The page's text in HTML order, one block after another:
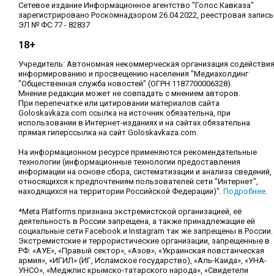
Сетевое издание Информационное агентство "Голос Кавказа"
зарегистрировано Роскомнадзором 26.04.2022, реестровая запись
ЭЛ № ФС 77 - 82837
18+
Учредитель: Автономная некоммерческая организация содействия
информированию и просвещению населения "Медиахолдинг
"Общественная служба новостей" (ОГРН 1187700006328).
Мнение редакции может не совпадать с мнением авторов.
При перепечатке или цитировании материалов сайта
Goloskavkaza.com ссылка на источник обязательна, при
использовании в Интернет-изданиях и на сайтах обязательна
прямая гиперссылка на сайт Goloskavkaza.com.
На информационном ресурсе применяются рекомендательные
технологии (информационные технологии предоставления
информации на основе сбора, систематизации и анализа сведений,
относящихся к предпочтениям пользователей сети "Интернет",
находящихся на территории Российской Федерации)". Подробнее.
*Meta Platforms признана экстремистской организацией, её
деятельность в России запрещена, а также принадлежащие ей
социальные сети Facebook и Instagram так же запрещены в России.
Экстремистские и террористические организации, запрещенные в
РФ: «АУЕ», «Правый сектор», «Азов», «Украинская повстанческая
армия», «ИГИЛ» (ИГ, Исламское государство), «Аль-Каида», «УНА-
УНСО», «Меджлис крымско-татарского народа», «Свидетели